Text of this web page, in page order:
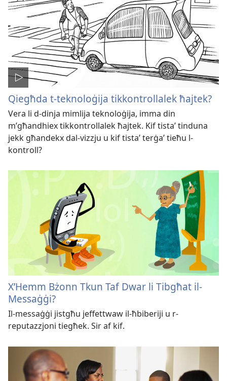
Qiegħda t-teknoloġija tikkontrollalek ħajtek?
Vera li d-dinja mimlija teknoloġija, imma din
m’għandhiex tikkontrollalek ħajtek. Kif tistaʼ tinduna
jekk għandekx dal-vizzju u kif tistaʼ terġaʼ tieħu l-
kontroll?
X’Hemm Bżonn Tkun Taf Dwar li Tibgħat il-
Messaġġi?
Il-messaġġi jistgħu jeffettwaw il-ħbiberiji u r-
reputazzjoni tiegħek. Sir af kif.